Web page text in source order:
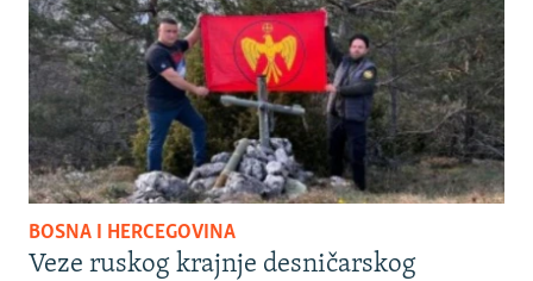
BOSNA I HERCEGOVINA
Veze ruskog krajnje desničarskog